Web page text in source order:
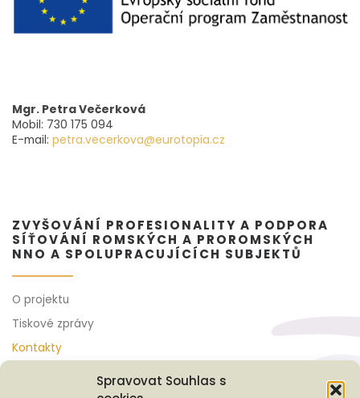
Spravovat Souhlas s
Mgr. Petra Večerková
Mobil: 730 175 094
E-mail: petra.vecerkova@eurotopia.cz
ZVYŠOVÁNÍ PROFESIONALITY A PODPORA
SÍŤOVÁNÍ ROMSKÝCH A PROROMSKÝCH
NNO A SPOLUPRACUJÍCÍCH SUBJEKTŮ
O projektu
Tiskové zprávy
Kontakty